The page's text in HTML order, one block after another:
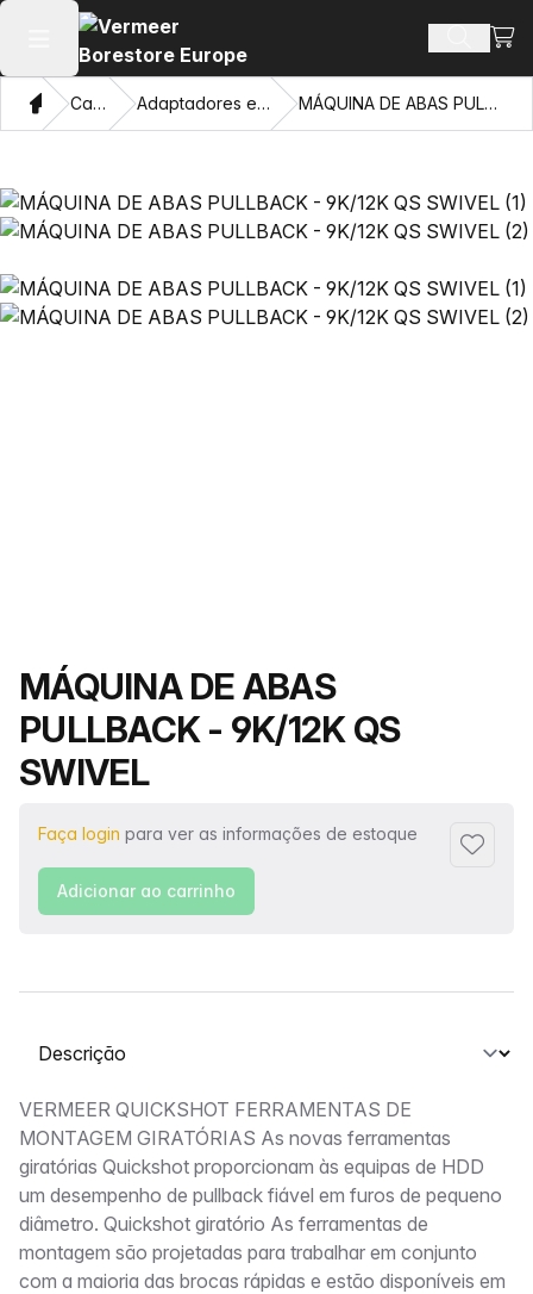
Abrir menu principal Busca
Ver
CasaCatálogo Adaptadores e Olhos Puxadores MÁQUINA DE ABAS PULLBACK - 9K/12K QS SWIVEL
Nome do produto
MÁQUINA DE ABAS
PULLBACK - 9K/12K QS
SWIVEL
Faça login para ver as informações de estoque
Adicionar ao carrinho
Selecione uma guia
Descrição
VERMEER QUICKSHOT FERRAMENTAS DE
MONTAGEM GIRATÓRIAS As novas ferramentas
giratórias Quickshot proporcionam às equipas de HDD
um desempenho de pullback fiável em furos de pequeno
diâmetro. Quickshot giratório As ferramentas de
montagem são projetadas para trabalhar em conjunto
com a maioria das brocas rápidas e estão disponíveis em